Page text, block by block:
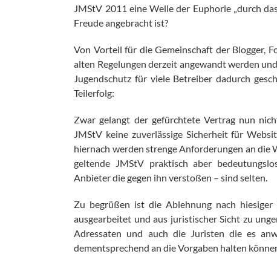
JMStV 2011 eine Welle der Euphorie „durch
Freude angebracht ist?
Von Vorteil für die Gemeinschaft der Blogger,
alten Regelungen derzeit angewandt werden
Jugendschutz für viele Betreiber dadurch
Teilerfolg:
Zwar gelangt der gefürchtete Vertrag nun
JMStV keine zuverlässige Sicherheit für
hiernach werden strenge Anforderungen an
geltende JMStV praktisch aber
Anbieter die gegen ihn verstoßen – sind selten.
Zu begrüßen ist die Ablehnung nach
ausgearbeitet und aus juristischer Sicht zu
Adressaten und auch die Juristen die es
dementsprechend an die Vorgaben halten